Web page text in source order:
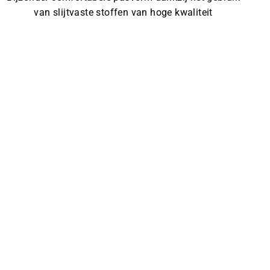
van slijtvaste stoffen van hoge kwaliteit